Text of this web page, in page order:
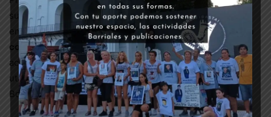
suboficiales a los que empleaba para la custodia de sus
emprendimientos inmobiliarios en Pinamar,sino también
con las autoridades de la fuerza,que se encargaba de
aceitar: en 1994 aportó 10.000 de los 12.000 pesos
utilizados para crear la fundación Hospital Policía
Bonaerense.